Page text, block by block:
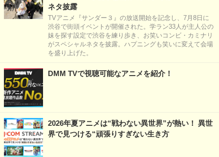
ネタ披露
TVアニメ『サンダー３』の放送開始を記念し、7月8日に
渋谷で街頭イベントが開催された。学ラン33人が主人公の
妹を探す設定で渋谷を練り歩き、お笑いコンビ・カミナリ
がスペシャルネタを披露。ハプニングも笑いに変えて会場
を盛り上げた。
DMM TVで視聴可能なアニメを紹介！
2026年夏アニメは“戦わない異世界”が熱い！ 異世
界で見つける“頑張りすぎない生き方